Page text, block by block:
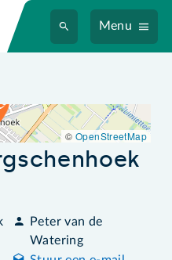
Menu
Peter van de
Watering
©OpenStreetMap